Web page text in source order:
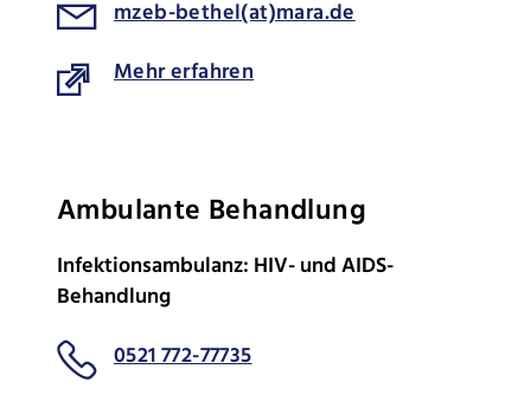
mzeb-bethel(at)mara.de
Mehr erfahren
Ambulante Behandlung
Infektionsambulanz: HIV- und AIDS-
Behandlung
0521 772-77735